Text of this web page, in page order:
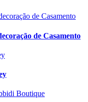
de Casamento